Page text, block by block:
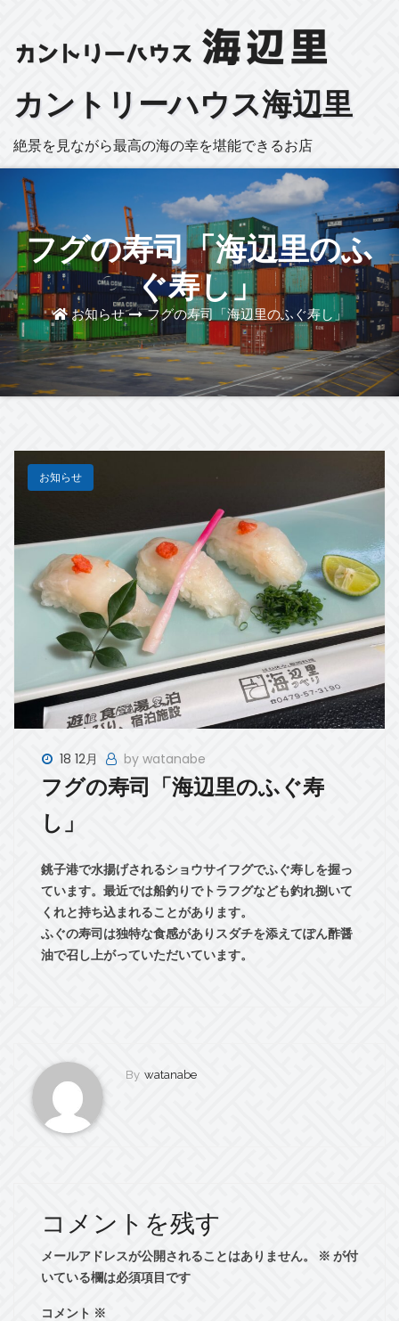
カントリーハウス海辺里
絶景を見ながら最高の海の幸を堪能できるお店
フグの寿司「海辺里のふ
ぐ寿し」
お知らせ フグの寿司「海辺里のふぐ寿し」
お知らせ
18 12月 by watanabe
フグの寿司「海辺里のふぐ寿
し」
銚子港で水揚げされるショウサイフグでふぐ寿しを握っ
ています。最近では船釣りでトラフグなども釣れ捌いて
くれと持ち込まれることがあります。
ふぐの寿司は独特な食感がありスダチを添えてぽん酢醤
油で召し上がっていただいています。
By watanabe
コメントを残す
メールアドレスが公開されることはありません。 ※ が付
いている欄は必須項目です
コメント ※